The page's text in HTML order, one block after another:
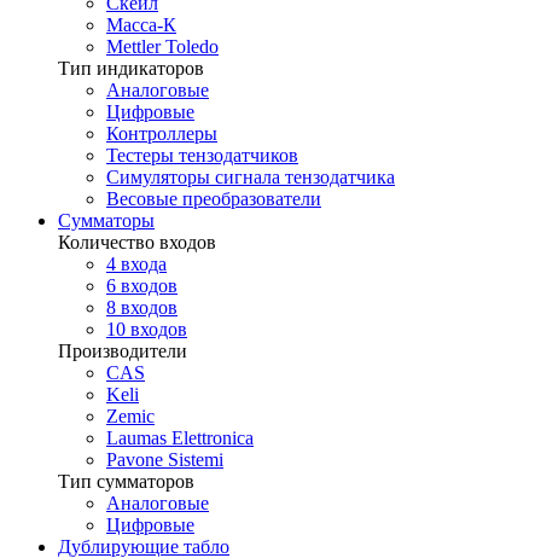
Масса-К
Mettler Toledo
Тип индикаторов
Аналоговые
Цифровые
Контроллеры
Тестеры тензодатчиков
Симуляторы сигнала тензодатчика
Весовые преобразователи
Сумматоры
Количество входов
4 входа
6 входов
8 входов
10 входов
Производители
CAS
Keli
Zemic
Laumas Elettronica
Pavone Sistemi
Тип сумматоров
Аналоговые
Цифровые
Дублирующие табло